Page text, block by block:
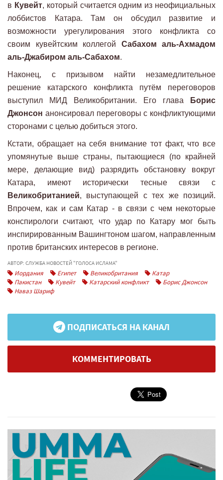
в Кувейт, который считается одним из неофициальных
лоббистов Катара. Там он обсудил развитие и
возможности урегулирования этого конфликта со
своим кувейтским коллегой Сабахом аль-Ахмадом
аль-Джабиром аль-Сабахом.
Наконец, с призывом найти незамедлительное
решение катарского конфликта путём переговоров
выступил МИД Великобритании. Его глава
Борис
Джонсон анонсировал переговоры с конфликтующими
сторонами с целью добиться этого.
Кстати, обращает на себя внимание тот факт, что все
упомянутые выше страны, пытающиеся (по крайней
мере, делающие вид) разрядить обстановку вокруг
Катара, имеют исторически тесные связи с
Великобританией, выступающей с тех же позиций.
Впрочем, как и сам Катар - в связи с чем некоторые
конспирологи считают, что удар по Катару мог быть
инспирированным Вашингтоном шагом, направленным
против британских интересов в регионе.
АВТОР: СЛУЖБА НОВОСТЕЙ "ГОЛОСА ИСЛАМА"
Иордания Египет Великобритания
Катар
Пакистан
Кувейт Катарский конфликт
Борис Джонсон
Наваз Шариф
ПОДПИСАТЬСЯ НА КАНАЛ
КОММЕНТИРОВАТЬ